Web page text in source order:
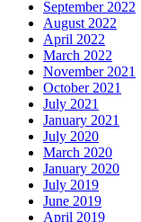
September 2022
August 2022
April 2022
March 2022
November 2021
October 2021
July 2021
January 2021
July 2020
March 2020
January 2020
July 2019
June 2019
April 2019